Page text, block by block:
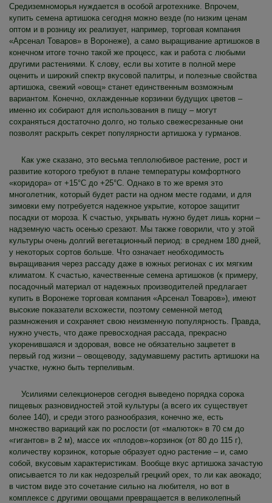
Средиземноморья нуждается в особой агротехнике. Впрочем,
купить семена артишока сегодня можно везде (по низким ценам
оптом и в розницу их реализует, например, торговая компания
«Арсенал Товаров» в Воронеже), а само выращивание артишоков в
конечном итоге точно такой же процесс, как и работа с любыми
другими растениями. К слову, если вы хотите в полной мере
оценить и широкий спектр вкусовой палитры, и полезные свойства
артишока, свежий «овощ» станет единственным возможным
вариантом. Конечно, охлажденные корзинки будущих цветов –
именно их собирают для использования в пищу – могут
сохраняться достаточно долго, но только свежесрезанные они
позволят раскрыть секрет популярности артишока у гурманов.
Как уже сказано, это весьма теплолюбивое растение, рост и
развитие которого требуют в плане температуры комфортного
«коридора» от +15°C до +25°C. Однако в то же время это
многолетник, который будет расти на одном месте годами, и для
зимовки ему потребуется надежное укрытие, которое защитит
посадки от мороза. К счастью, укрывать нужно будет лишь корни –
надземную часть осенью срезают. Мы также говорили, что у этой
культуры очень долгий вегетационный период: в среднем 180 дней,
у некоторых сортов больше. Что означает необходимость
выращивания через рассаду даже в южных регионах с их мягким
климатом. К счастью, качественные семена артишоков (к примеру,
посадочный материал от надежных производителей предлагает
купить в Воронеже торговая компания «Арсенал Товаров»), имеют
высокие показатели всхожести, поэтому семенной метод
размножения и сохраняет свою неизменную популярность. Правда,
нужно учесть, что даже превосходная рассада, прекрасно
укоренившаяся и здоровая, вовсе не обязательно зацветет в
первый год жизни – овощеводу, задумавшему растить артишоки на
участке, нужно быть терпеливым.
Усилиями селекционеров сегодня выведено порядка сорока
пищевых разновидностей этой культуры (а всего их существует
более 140), и среди этого разнообразия, конечно же, есть
множество вариаций как по рослости (от «малюток» в 70 см до
«гигантов» в 2 м), массе их «плодов»-корзинок (от 80 до 115 г),
количеству корзинок, которые образует одно растение – и, само
собой, вкусовым характеристикам. Вообще вкус артишока зачастую
описывается то ли как недозрелый грецкий орех, то ли как авокадо;
в чистом виде это сочетание сильно на любителя, но вот в
комплексе с другими овощами превращается в великолепный